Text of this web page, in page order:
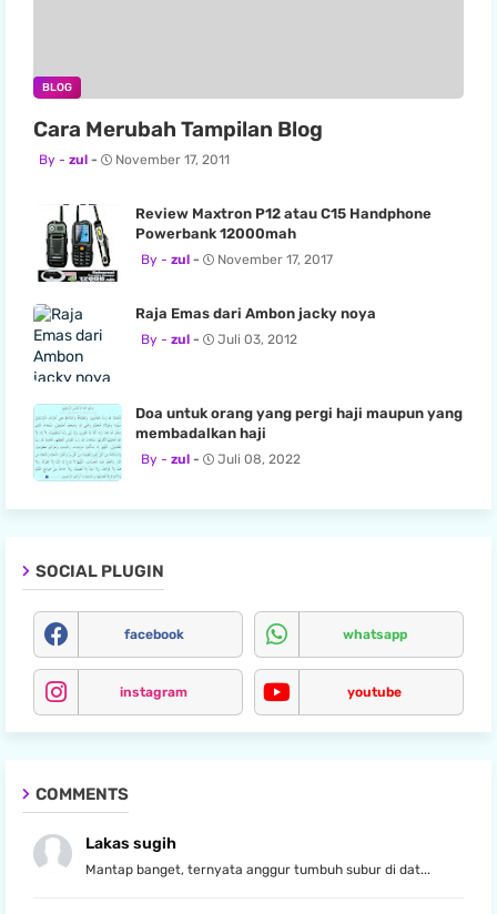
BLOG
Cara Merubah Tampilan Blog
zul November 17, 2011
Review Maxtron P12 atau C15 Handphone
Powerbank 12000mah
zul November 17, 2017
Raja Emas dari Ambon jacky noya
zul Juli 03, 2012
Doa untuk orang yang pergi haji maupun yang
membadalkan haji
zul Juli 08, 2022
SOCIAL PLUGIN
facebook whatsapp
instagram youtube
COMMENTS
Lakas sugih
Mantap banget, ternyata anggur tumbuh subur di dat...